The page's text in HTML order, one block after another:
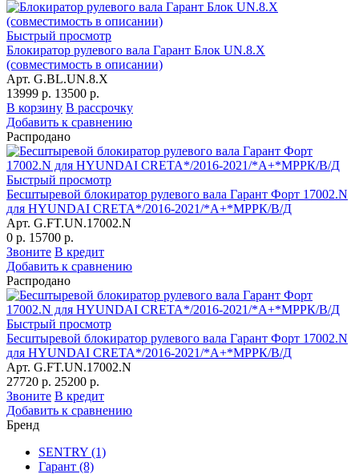
Быстрый просмотр
Блокиратор рулевого вала Гарант Блок UN.8.X
(совместимость в описании)
Арт. G.BL.UN.8.X
13999 р. 13500 р.
В корзину В рассрочку
Добавить к сравнению
Распродано
Быстрый просмотр
Бесштыревой блокиратор рулевого вала Гарант Форт 17002.N
для HYUNDAI CRETA*/2016-2021/*А+*МРРК/В/Д
Арт. G.FT.UN.17002.N
0 р. 15700 р.
Звоните В кредит
Добавить к сравнению
Распродано
Быстрый просмотр
Бесштыревой блокиратор рулевого вала Гарант Форт 17002.N
для HYUNDAI CRETA*/2016-2021/*А+*МРРК/В/Д
Арт. G.FT.UN.17002.N
27720 р. 25200 р.
Звоните В кредит
Добавить к сравнению
Бренд
SENTRY (1)
Гарант (8)